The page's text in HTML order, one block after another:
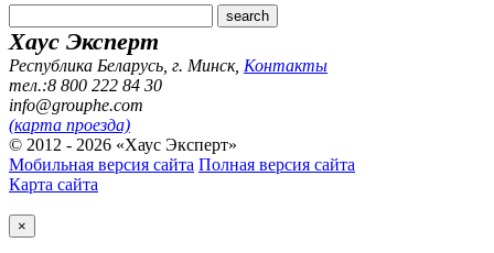
Хаус Эксперт
Республика Беларусь, г. Минск, Контакты
тел.:8 800 222 84 30
info@grouphe.com
(карта проезда)
© 2012 - 2026 «Хаус Эксперт»
Мобильная версия сайта Полная версия сайта
Карта сайта
×